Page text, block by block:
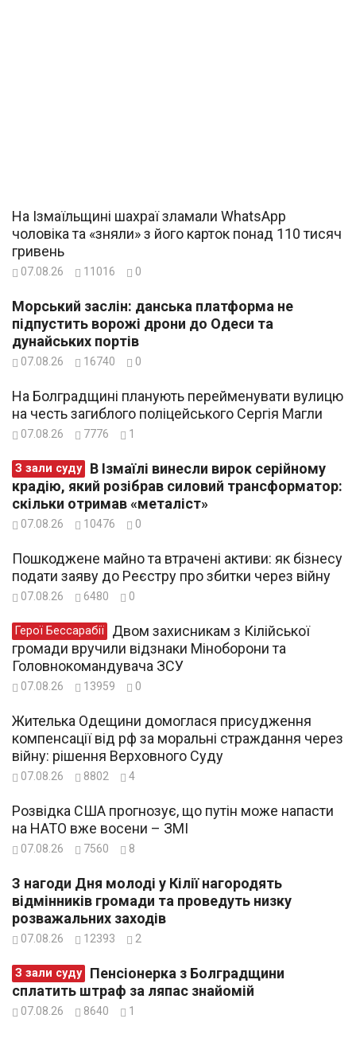
На Ізмаїльщині шахраї зламали WhatsApp
чоловіка та «зняли» з його карток понад 110 тисяч
гривень
07.08.26 11016 0
Морський заслін: данська платформа не
підпустить ворожі дрони до Одеси та
дунайських портів
07.08.26 16740 0
На Болградщині планують перейменувати вулицю
на честь загиблого поліцейського Сергія Магли
07.08.26 7776 1
З зали суду
крадію, який розібрав силовий трансформатор:
скільки отримав «металіст»
07.08.26 10476 0
Пошкоджене майно та втрачені активи: як бізнесу
подати заяву до Реєстру про збитки через війну
07.08.26 6480 0
Герої Бессарабії
громади вручили відзнаки Міноборони та
Головнокомандувача ЗСУ
07.08.26 13959 0
Жителька Одещини домоглася присудження
компенсації від рф за моральні страждання через
війну: рішення Верховного Суду
07.08.26 8802 4
Розвідка США прогнозує, що путін може напасти
на НАТО вже восени – ЗМІ
07.08.26 7560 8
З нагоди Дня молоді у Кілії нагородять
відмінників громади та проведуть низку
розважальних заходів
07.08.26 12393 2
З зали суду
сплатить штраф за ляпас знайомій
07.08.26 8640 1